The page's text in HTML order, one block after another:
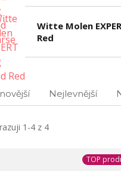
Witte Molen
Red
Nejlevnější
1-4 z 4
TOP